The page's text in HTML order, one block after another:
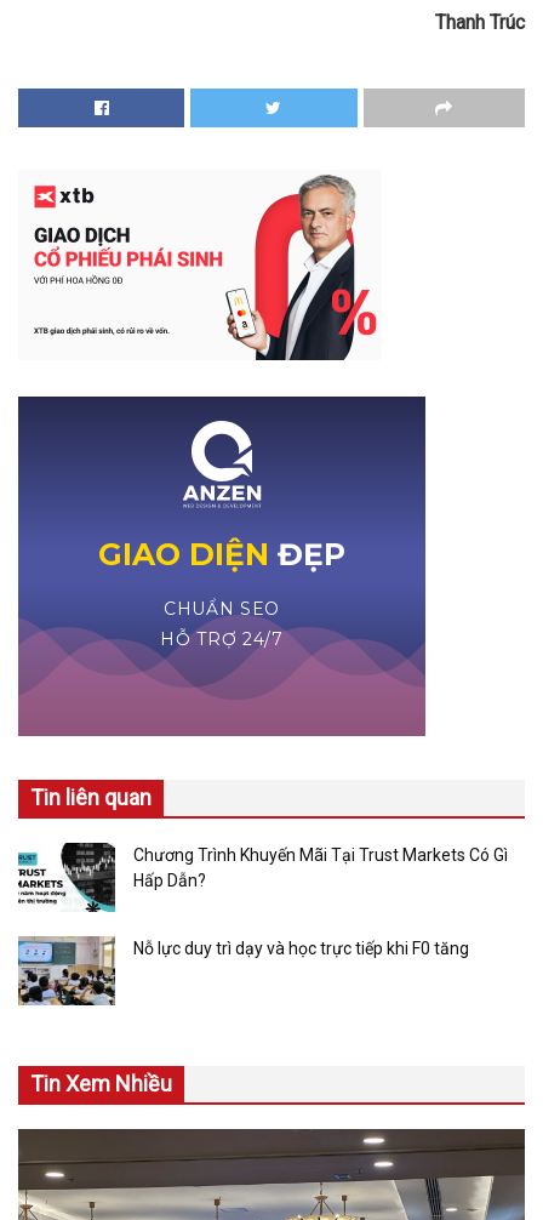
Thanh Trúc
Tin liên quan
Chương Trình Khuyến Mãi Tại Trust Markets Có Gì
Hấp Dẫn?
Nỗ lực duy trì dạy và học trực tiếp khi F0 tăng
Tin Xem Nhiều